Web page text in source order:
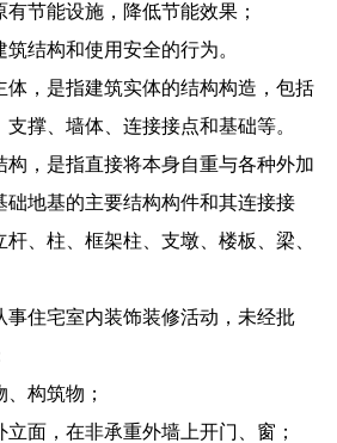
节能设施，降低节能效果；
结构和使用安全的行为。
，是指建筑实体的结构构造，包括
撑、墙体、连接接点和基础等。
，是指直接将本身自重与各种外加
础地基的主要结构构件和其连接接
、柱、框架柱、支墩、楼板、梁、
宅室内装饰装修活动，未经批
构筑物；
面，在非承重外墙上开门、窗；